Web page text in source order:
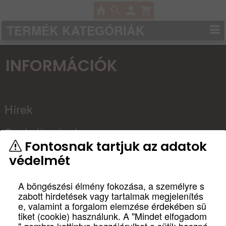
INFORMÁCIÓK
Hírek
Szolgáltatások
Kapcsolat
Partnereink
Házimozi
tervezés, építés
Fontosnak tartjuk az adatok
védelmét
A böngészési élmény fokozása, a személyre s
zabott hirdetések vagy tartalmak megjelenítés
e, valamint a forgalom elemzése érdekében sü
tiket (cookie) használunk. A "Mindet elfogadom